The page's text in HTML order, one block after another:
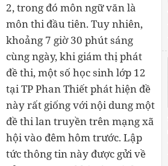
2, trong đó môn ngữ văn là
môn thi đầu tiên. Tuy nhiên,
khoảng 7 giờ 30 phút sáng
cùng ngày, khi giám thị phát
đề thi, một số học sinh lớp 12
tại TP Phan Thiết phát hiện đề
này rất giống với nội dung một
đề thi lan truyền trên mạng xã
hội vào đêm hôm trước. Lập
tức thông tin này được gửi về